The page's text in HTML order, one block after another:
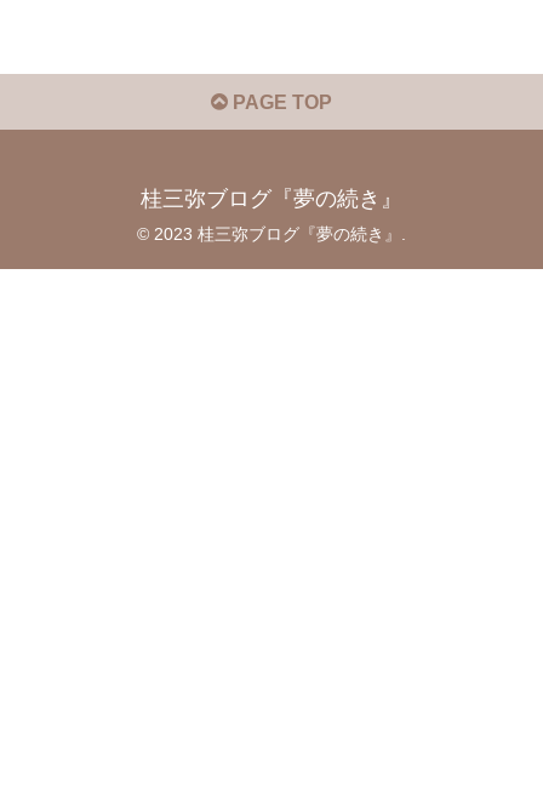
PAGE TOP
桂三弥ブログ『夢の続き』
© 2023 桂三弥ブログ『夢の続き』.